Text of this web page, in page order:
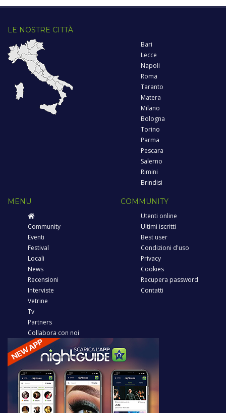
LE NOSTRE CITTÀ
Bari
Lecce
Napoli
Roma
Taranto
Matera
Milano
Bologna
Torino
Parma
Pescara
Salerno
Rimini
Brindisi
MENU
Community
Eventi
Festival
Locali
News
Recensioni
Interviste
Vetrine
Tv
Partners
Collabora con noi
COMMUNITY
Utenti online
Ultimi iscritti
Best user
Condizioni d'uso
Privacy
Cookies
Recupera password
Contatti